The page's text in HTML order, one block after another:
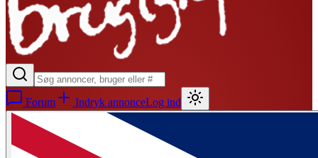
Forum Indryk annonceLog ind